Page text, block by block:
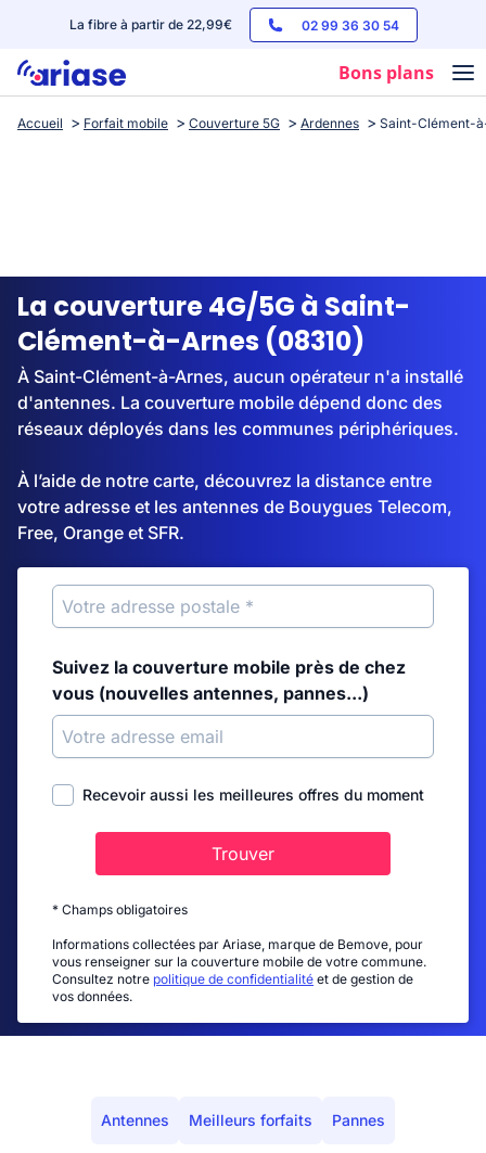
La fibre à partir de 22,99€ 02 99 36 30 54
Bons plans
Box internet
Streaming
Accueil Forfait mobile Couverture 5G Ardennes Saint-Clément-
La couverture 4G/5G à Saint-
Clément-à-Arnes (08310)
À Saint-Clément-à-Arnes, aucun opérateur n'a installé
d'antennes. La couverture mobile dépend donc des
réseaux déployés dans les communes périphériques.
À l’aide de notre carte, découvrez la distance entre
votre adresse et les antennes de Bouygues Telecom,
Free, Orange et SFR.
Suivez la couverture mobile près de chez
vous (nouvelles antennes, pannes...)
Recevoir aussi les meilleures offres du moment
Trouver
* Champs obligatoires
Informations collectées par Ariase, marque de Bemove, pour
vous renseigner sur la couverture mobile de votre commune.
Consultez notre politique de confidentialité et de gestion de
vos données.
Antennes Meilleurs forfaits Pannes